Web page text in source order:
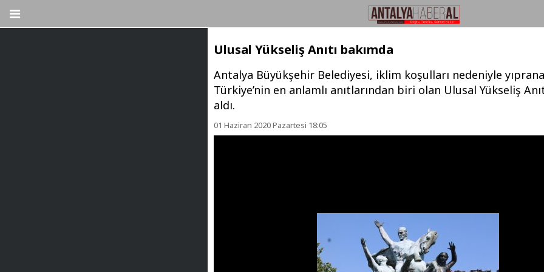
Ulusal Yükseliş Anıtı bakımda
Antalya Büyükşehir Belediyesi, iklim koşulları nedeniyle
Türkiye’nin en anlamlı anıtlarından biri olan Ulusal Yükseliş
aldı.
01 Haziran 2020 Pazartesi 18:05